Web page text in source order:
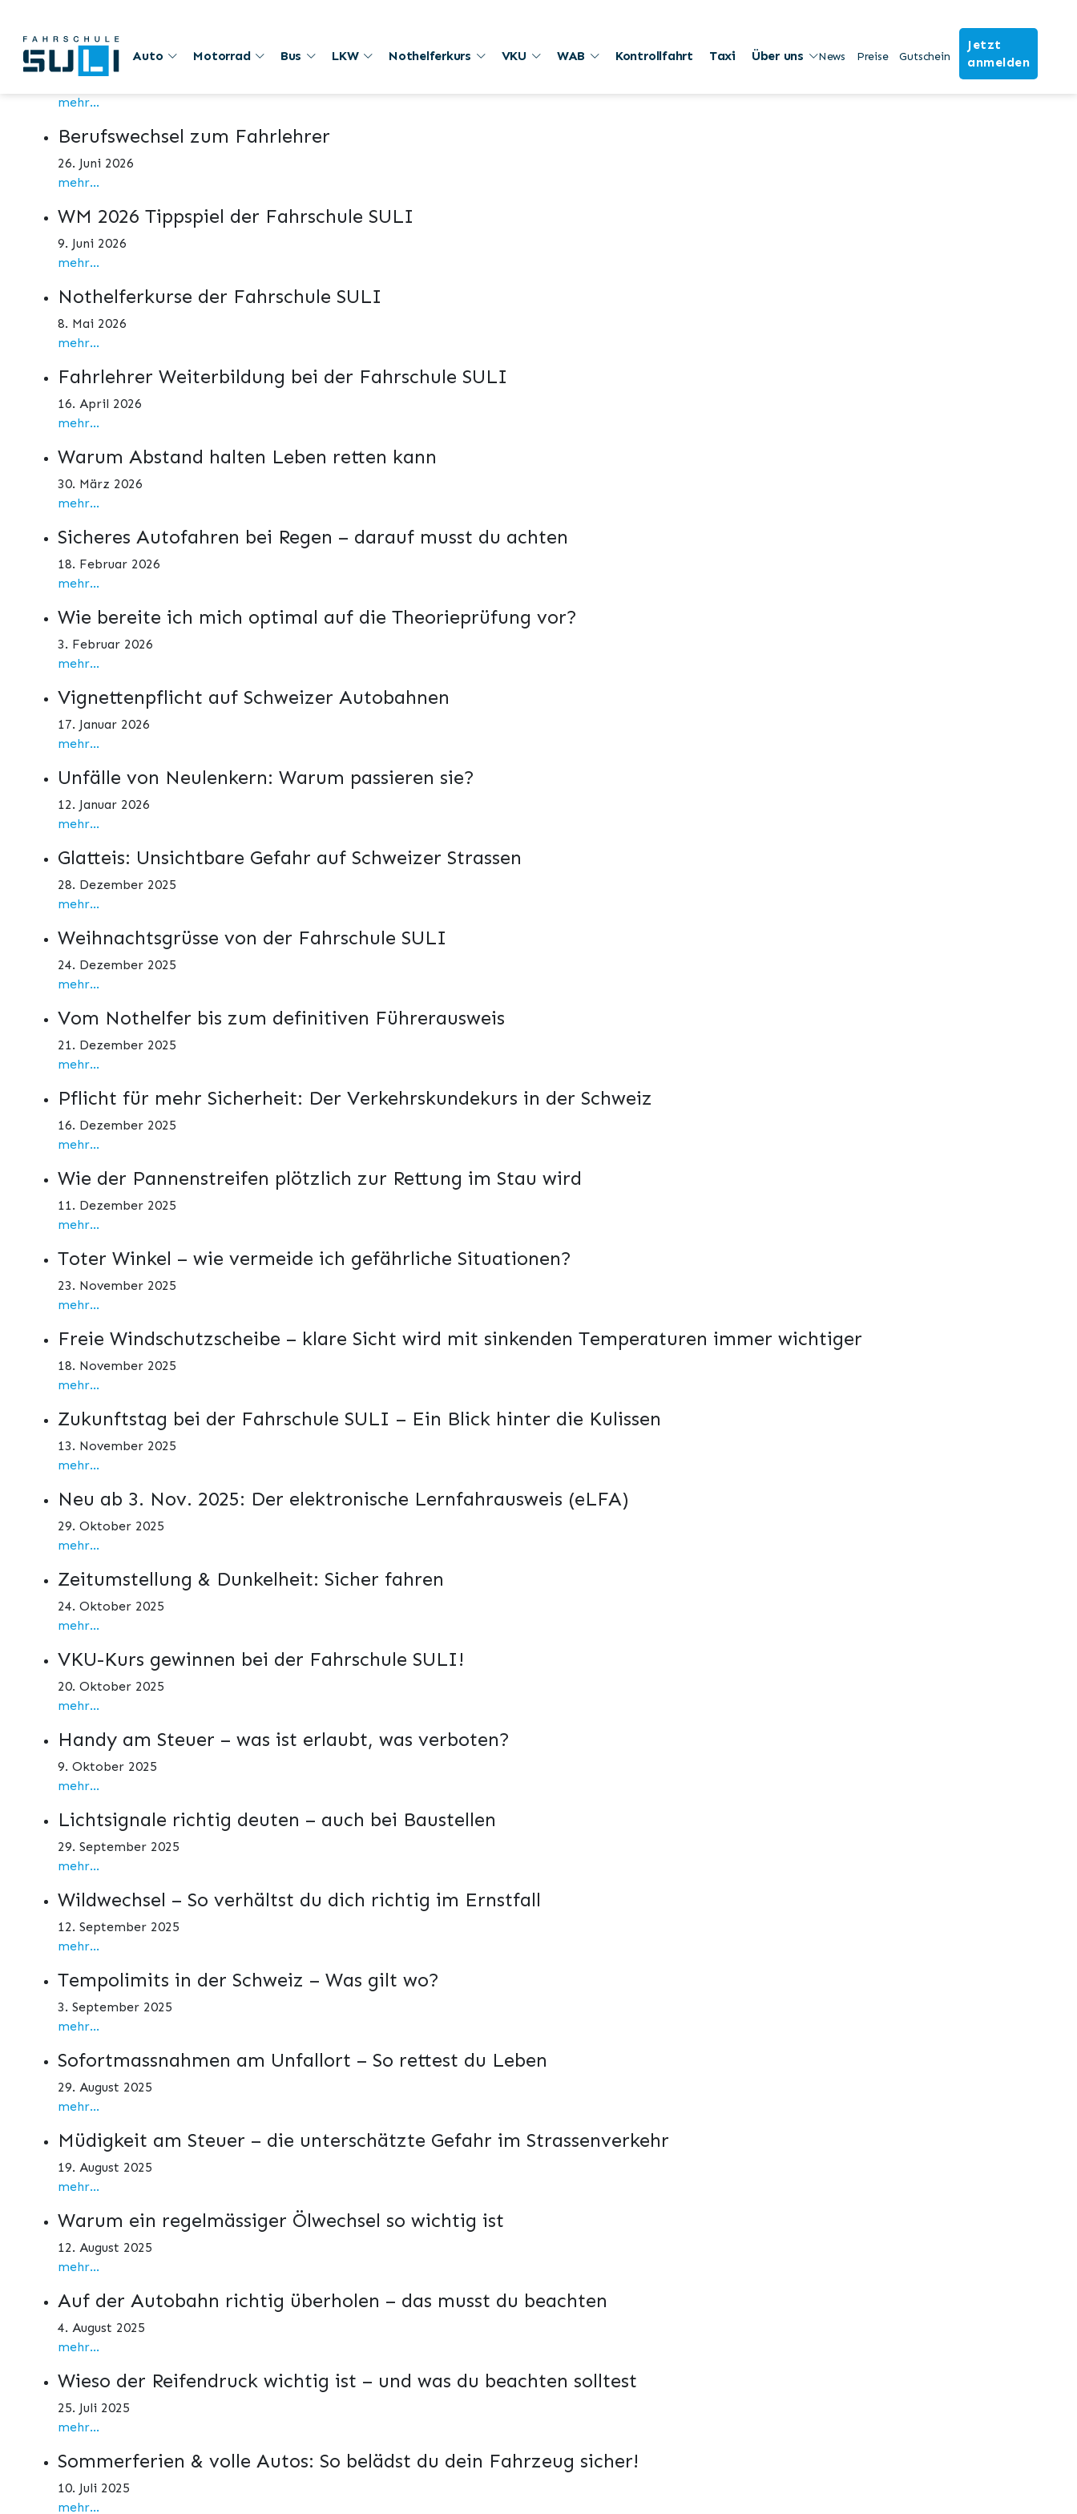
Auto Motorrad Bus LKW Nothelferkurs VKU WAB Kontrollfahrt Taxi Über uns News Preise Gutschein
Jetzt
anmelden
1. August
mehr...
Berufswechsel zum Fahrlehrer
26. Juni 2026
mehr...
WM 2026 Tippspiel der Fahrschule SULI
9. Juni 2026
mehr...
Nothelferkurse der Fahrschule SULI
8. Mai 2026
mehr...
Fahrlehrer Weiterbildung bei der Fahrschule SULI
16. April 2026
mehr...
Warum Abstand halten Leben retten kann
30. März 2026
mehr...
Sicheres Autofahren bei Regen – darauf musst du achten
18. Februar 2026
mehr...
Wie bereite ich mich optimal auf die Theorieprüfung vor?
3. Februar 2026
mehr...
Vignettenpflicht auf Schweizer Autobahnen
17. Januar 2026
mehr...
Unfälle von Neulenkern: Warum passieren sie?
12. Januar 2026
mehr...
Glatteis: Unsichtbare Gefahr auf Schweizer Strassen
28. Dezember 2025
mehr...
Weihnachtsgrüsse von der Fahrschule SULI
24. Dezember 2025
mehr...
Vom Nothelfer bis zum definitiven Führerausweis
21. Dezember 2025
mehr...
Pflicht für mehr Sicherheit: Der Verkehrskundekurs in der Schweiz
16. Dezember 2025
mehr...
Wie der Pannenstreifen plötzlich zur Rettung im Stau wird
11. Dezember 2025
mehr...
Toter Winkel – wie vermeide ich gefährliche Situationen?
23. November 2025
mehr...
Freie Windschutzscheibe – klare Sicht wird mit sinkenden Temperaturen immer wichtiger
18. November 2025
mehr...
Zukunftstag bei der Fahrschule SULI – Ein Blick hinter die Kulissen
13. November 2025
mehr...
Neu ab 3. Nov. 2025: Der elektronische Lernfahrausweis (eLFA)
29. Oktober 2025
mehr...
Zeitumstellung & Dunkelheit: Sicher fahren
24. Oktober 2025
mehr...
VKU-Kurs gewinnen bei der Fahrschule SULI!
20. Oktober 2025
mehr...
Handy am Steuer – was ist erlaubt, was verboten?
9. Oktober 2025
mehr...
Lichtsignale richtig deuten – auch bei Baustellen
29. September 2025
mehr...
Wildwechsel – So verhältst du dich richtig im Ernstfall
12. September 2025
mehr...
Tempolimits in der Schweiz – Was gilt wo?
3. September 2025
mehr...
Sofortmassnahmen am Unfallort – So rettest du Leben
29. August 2025
mehr...
Müdigkeit am Steuer – die unterschätzte Gefahr im Strassenverkehr
19. August 2025
mehr...
Warum ein regelmässiger Ölwechsel so wichtig ist
12. August 2025
mehr...
Auf der Autobahn richtig überholen – das musst du beachten
4. August 2025
mehr...
Wieso der Reifendruck wichtig ist – und was du beachten solltest
25. Juli 2025
mehr...
Sommerferien & volle Autos: So belädst du dein Fahrzeug sicher!
10. Juli 2025
mehr...